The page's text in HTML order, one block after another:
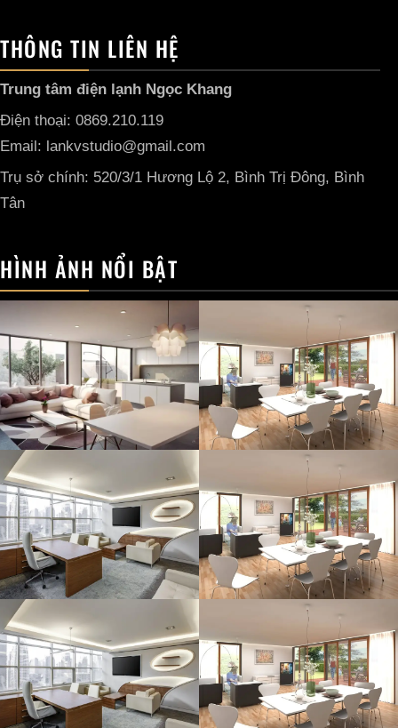
THÔNG TIN LIÊN HỆ
Trung tâm điện lạnh Ngọc Khang
Điện thoại: 0869.210.119
Email: lankvstudio@gmail.com
Trụ sở chính: 520/3/1 Hương Lộ 2, Bình Trị Đông, Bình
Tân
HÌNH ẢNH NỔI BẬT